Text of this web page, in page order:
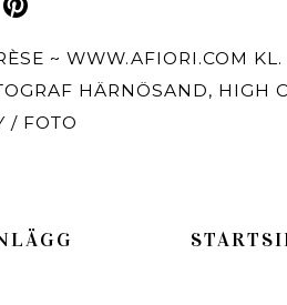
~ WWW.AFIORI.COM KL.
HÄRNÖSAND, HIGH
/ FOTO